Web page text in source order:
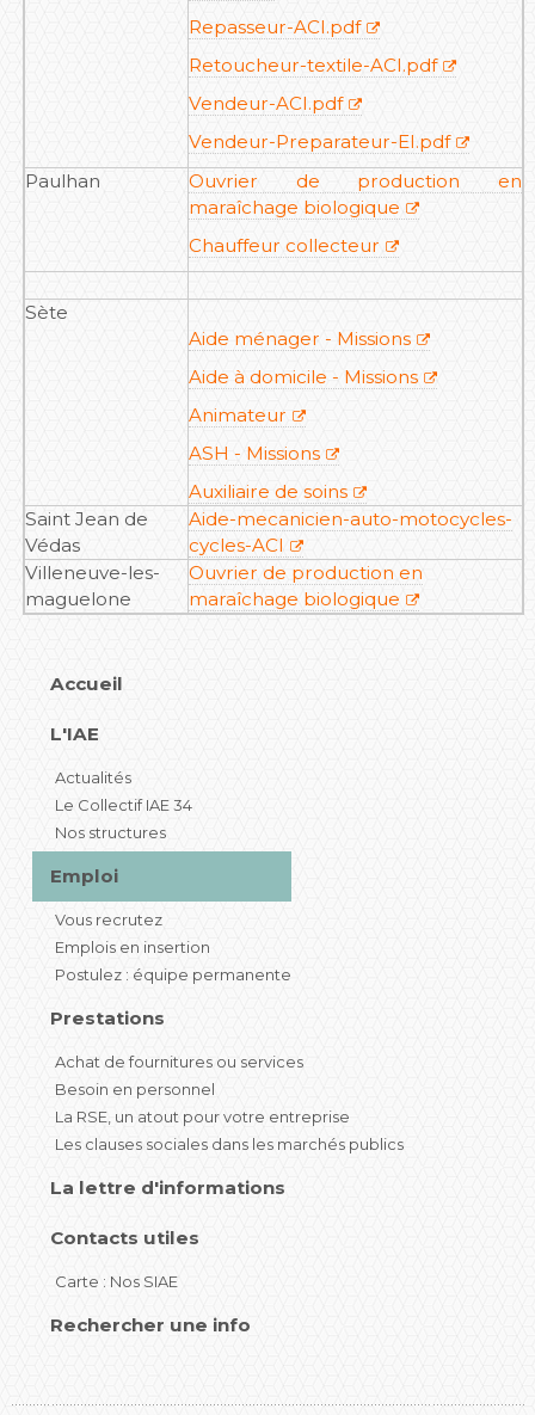
Repasseur-ACI.pdf
Retoucheur-textile-ACI.pdf
Vendeur-ACI.pdf
Vendeur-Preparateur-EI.pdf
Paulhan
Ouvrier de production en
maraîchage biologique
Chauffeur collecteur
Sète
Aide ménager - Missions
Aide à domicile - Missions
Animateur
ASH - Missions
Auxiliaire de soins
Saint Jean de
Védas
Aide-mecanicien-auto-motocycles-
cycles-ACI
Villeneuve-les-
maguelone
Ouvrier de production en
maraîchage biologique
Accueil
L'IAE
Actualités
Le Collectif IAE 34
Nos structures
Emploi
Vous recrutez
Emplois en insertion
Postulez : équipe permanente
Prestations
Achat de fournitures ou services
Besoin en personnel
La RSE, un atout pour votre entreprise
Les clauses sociales dans les marchés publics
La lettre d'informations
Contacts utiles
Carte : Nos SIAE
Rechercher une info